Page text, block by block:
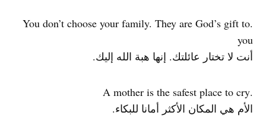
.You don’t choose your family. They are God’s gift to
you
أنت لا تختار عائلتك. إنها هبة الله إليك.
.A mother is the safest place to cry
الأم هي المكان الأكثر أمانا للبكاء.